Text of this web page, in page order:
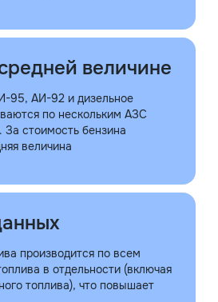
величине
95, АИ-92 и дизельное
по нескольким АЗС
стоимость бензина
величина
производится по всем
в отдельности (включая
топлива), что повышает